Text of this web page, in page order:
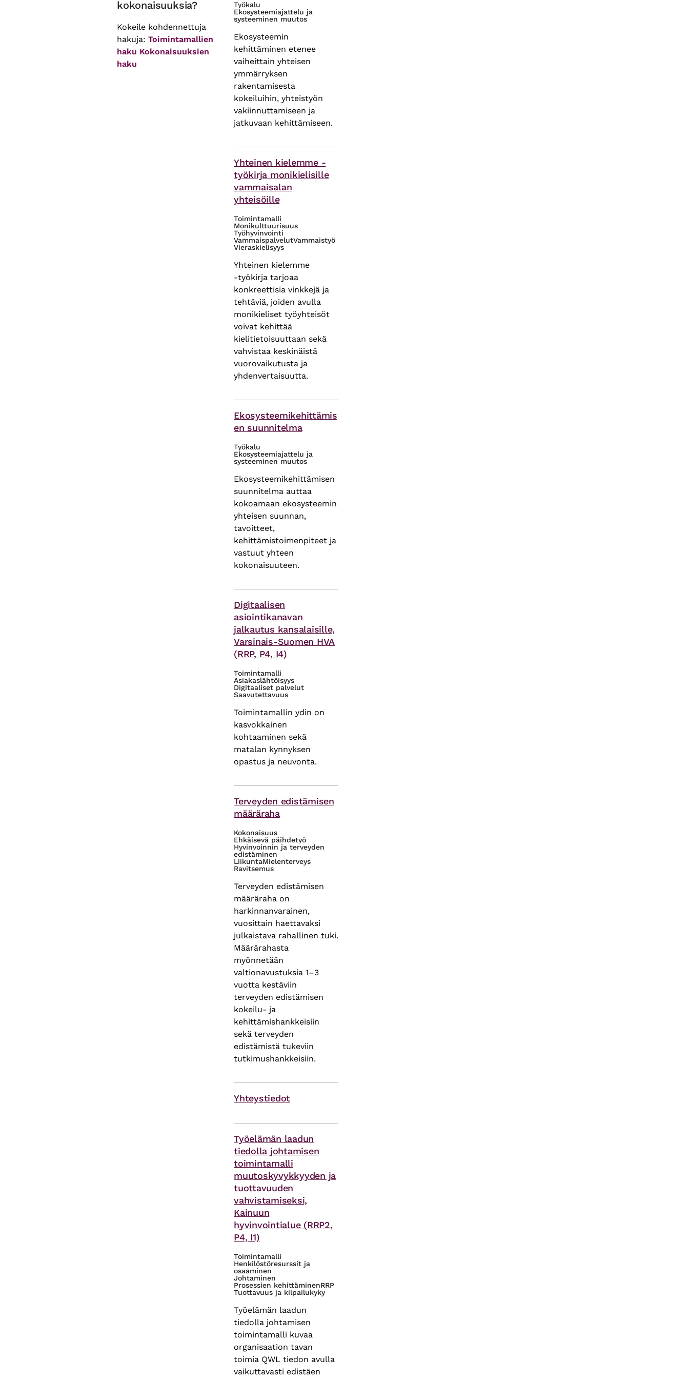
kokonaisuuksia?
Kokeile kohdennettuja
hakuja: Toimintamallien
haku Kokonaisuuksien
haku
Työkalu
Ekosysteemiajattelu ja
systeeminen muutos
Ekosysteemin
kehittäminen etenee
vaiheittain yhteisen
ymmärryksen
rakentamisesta
kokeiluihin, yhteistyön
vakiinnuttamiseen ja
jatkuvaan kehittämiseen.
Yhteinen kielemme -
työkirja monikielisille
vammaisalan
yhteisöille
Toimintamalli
Monikulttuurisuus
Työhyvinvointi
VammaispalvelutVammaistyö
Vieraskielisyys
Yhteinen kielemme
‑työkirja tarjoaa
konkreettisia vinkkejä ja
tehtäviä, joiden avulla
monikieliset työyhteisöt
voivat kehittää
kielitietoisuuttaan sekä
vahvistaa keskinäistä
vuorovaikutusta ja
yhdenvertaisuutta.
Ekosysteemikehittämis
en suunnitelma
Työkalu
Ekosysteemiajattelu ja
systeeminen muutos
Ekosysteemikehittämisen
suunnitelma auttaa
kokoamaan ekosysteemin
yhteisen suunnan,
tavoitteet,
kehittämistoimenpiteet ja
vastuut yhteen
kokonaisuuteen.
Digitaalisen
asiointikanavan
jalkautus kansalaisille,
Varsinais-Suomen HVA
(RRP, P4, I4)
Toimintamalli
Asiakaslähtöisyys
Digitaaliset palvelut
Saavutettavuus
Toimintamallin ydin on
kasvokkainen
kohtaaminen sekä
matalan kynnyksen
opastus ja neuvonta.
Terveyden edistämisen
määräraha
Kokonaisuus
Ehkäisevä päihdetyö
Hyvinvoinnin ja terveyden
edistäminen
LiikuntaMielenterveys
Ravitsemus
Terveyden edistämisen
määräraha on
harkinnanvarainen,
vuosittain haettavaksi
julkaistava rahallinen tuki.
Määrärahasta
myönnetään
valtionavustuksia 1–3
vuotta kestäviin
terveyden edistämisen
kokeilu- ja
kehittämishankkeisiin
sekä terveyden
edistämistä tukeviin
tutkimushankkeisiin.
Yhteystiedot
Työelämän laadun
tiedolla johtamisen
toimintamalli
muutoskyvykkyyden ja
tuottavuuden
vahvistamiseksi,
Kainuun
hyvinvointialue (RRP2,
P4, I1)
Toimintamalli
Henkilöstöresurssit ja
osaaminen
Johtaminen
Prosessien kehittäminenRRP
Tuottavuus ja kilpailukyky
Työelämän laadun
tiedolla johtamisen
toimintamalli kuvaa
organisaation tavan
toimia QWL tiedon avulla
vaikuttavasti edistäen